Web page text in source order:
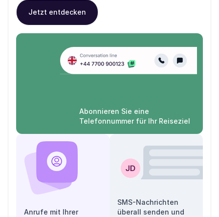
Jetzt entdecken
Abonnieren Sie eine
Telefonnummer für Ihr Reiseziel
Anrufe mit Ihrer
SMS-Nachrichten
überall senden und